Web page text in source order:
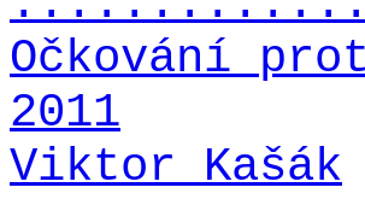
Očkování
2011
Viktor Kašák